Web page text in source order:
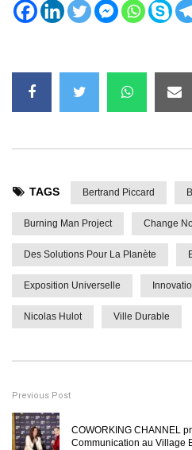
TAGS Bertrand Piccard
Burning Man Project Change
Des Solutions Pour La Planète
Exposition Universelle
Nicolas Hulot Ville Durable
Previous Post
COWORKING CHANNEL
Communication au Village